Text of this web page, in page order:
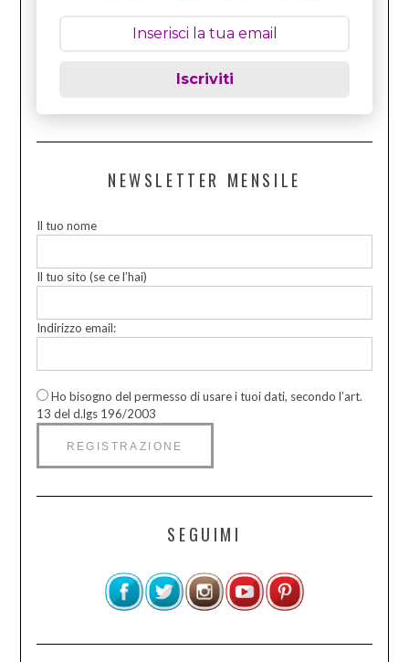
Iscriviti
NEWSLETTER MENSILE
Il tuo nome
Il tuo sito (se ce l’hai)
Indirizzo email:
Ho bisogno del permesso di usare i tuoi dati, secondo l’art.
13 del d.lgs 196/2003
SEGUIMI